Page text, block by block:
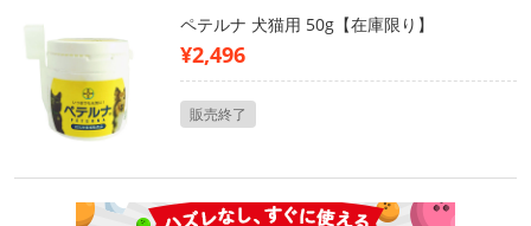
ペテルナ 犬猫用 50g【在庫限り】
¥2,496
販売終了